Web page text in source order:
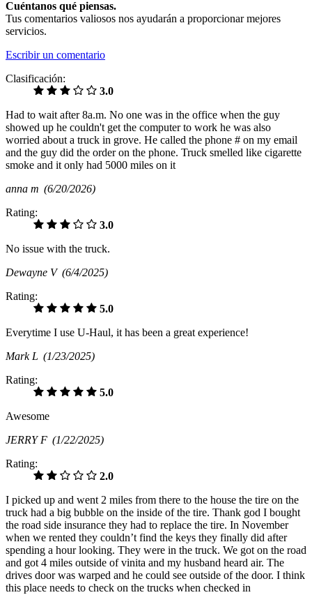
Cuéntanos qué piensas.
Tus comentarios valiosos nos ayudarán a proporcionar mejores
servicios.
Escribir un comentario
Clasificación:
3.0
Had to wait after 8a.m. No one was in the office when the guy
showed up he couldn't get the computer to work he was also
worried about a truck in grove. He called the phone # on my email
and the guy did the order on the phone. Truck smelled like cigarette
smoke and it only had 5000 miles on it
anna m (6/20/2026)
Rating:
3.0
No issue with the truck.
Dewayne V (6/4/2025)
Rating:
5.0
Everytime I use U-Haul, it has been a great experience!
Mark L (1/23/2025)
Rating:
5.0
Awesome
JERRY F (1/22/2025)
Rating:
2.0
I picked up and went 2 miles from there to the house the tire on the
truck had a big bubble on the inside of the tire. Thank god I bought
the road side insurance they had to replace the tire. In November
when we rented they couldn’t find the keys they finally did after
spending a hour looking. They were in the truck. We got on the road
and got 4 miles outside of vinita and my husband heard air. The
drives door was warped and he could see outside of the door. I think
this place needs to check on the trucks when checked in